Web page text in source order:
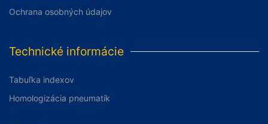
Ochrana osobných údajov
Technické informácie
Tabuľka indexov
Homologizácia pneumatík